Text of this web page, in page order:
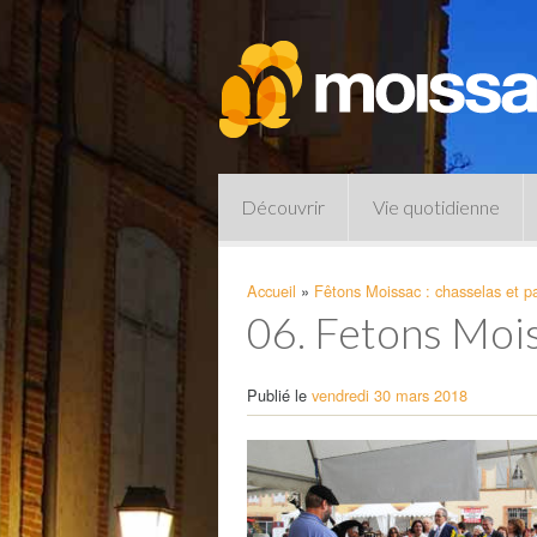
Découvrir Vie quotidienne
Pharmacies de garde
Accueil » Fêtons Moissac : chasselas et
06. Fetons
Publié le vendredi 30 mars 2018